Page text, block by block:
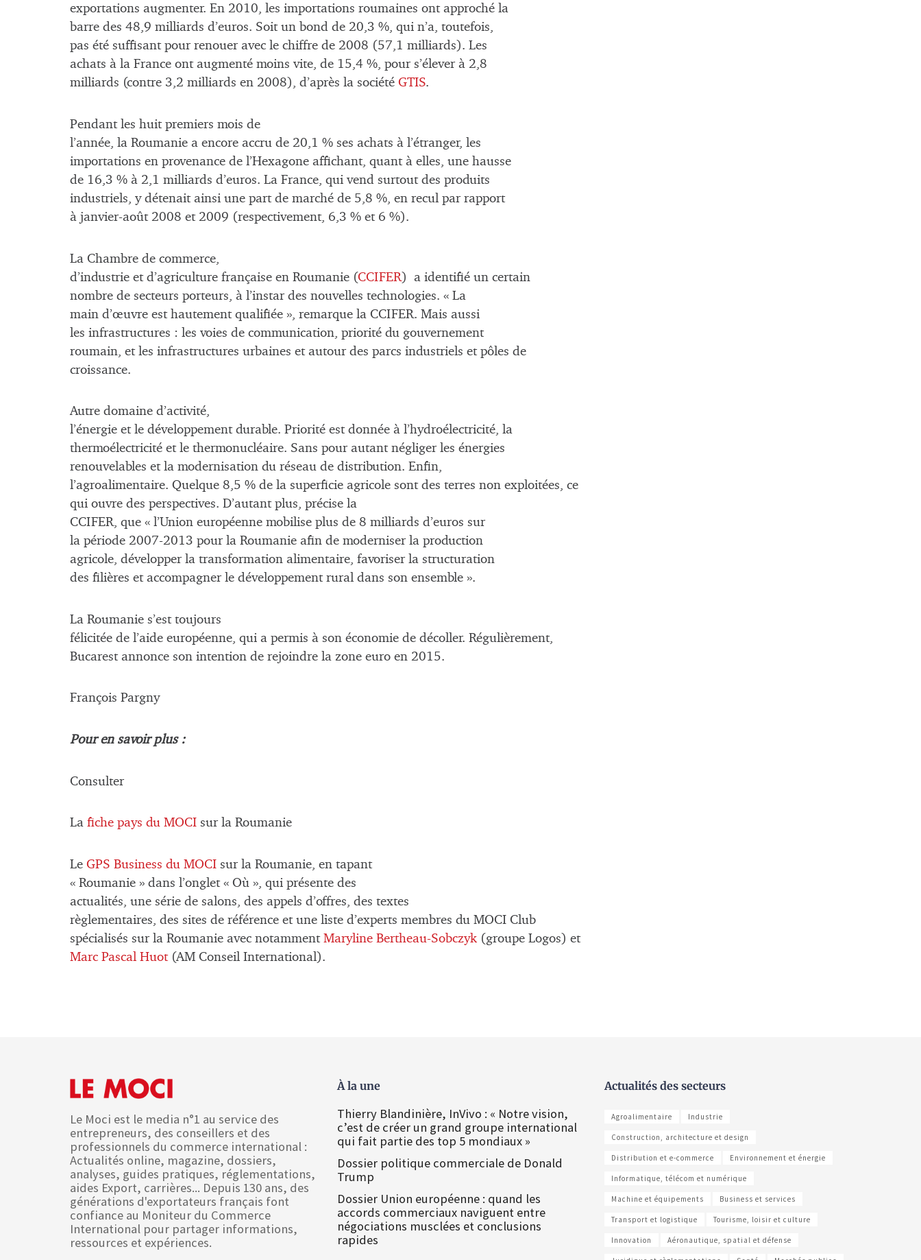
exportations augmenter. En 2010, les importations roumaines ont approché la
barre des 48,9 milliards d’euros. Soit un bond de 20,3 %, qui n’a, toutefois,
pas été suffisant pour renouer avec le chiffre de 2008 (57,1 milliards). Les
achats à la France ont augmenté moins vite, de 15,4 %, pour s’élever à 2,8
milliards (contre 3,2 milliards en 2008), d’après la société GTIS.
Pendant les huit premiers mois de
l’année, la Roumanie a encore accru de 20,1 % ses achats à l’étranger, les
importations en provenance de l’Hexagone affichant, quant à elles, une hausse
de 16,3 % à 2,1 milliards d’euros. La France, qui vend surtout des produits
industriels, y détenait ainsi une part de marché de 5,8 %, en recul par rapport
à janvier-août 2008 et 2009 (respectivement, 6,3 % et 6 %).
La Chambre de commerce,
d’industrie et d’agriculture française en Roumanie (CCIFER) a identifié un certain
nombre de secteurs porteurs, à l’instar des nouvelles technologies. « La
main d’œuvre est hautement qualifiée », remarque la CCIFER. Mais aussi
les infrastructures : les voies de communication, priorité du gouvernement
roumain, et les infrastructures urbaines et autour des parcs industriels et pôles de
croissance.
Autre domaine d’activité,
l’énergie et le développement durable. Priorité est donnée à l’hydroélectricité, la
thermoélectricité et le thermonucléaire. Sans pour autant négliger les énergies
renouvelables et la modernisation du réseau de distribution. Enfin,
l’agroalimentaire. Quelque 8,5 % de la superficie agricole sont des terres non exploitées, ce
qui ouvre des perspectives. D’autant plus, précise la
CCIFER, que « l’Union européenne mobilise plus de 8 milliards d’euros sur
la période 2007-2013 pour la Roumanie afin de moderniser la production
agricole, développer la transformation alimentaire, favoriser la structuration
des filières et accompagner le développement rural dans son ensemble ».
La Roumanie s’est toujours
félicitée de l’aide européenne, qui a permis à son économie de décoller. Régulièrement,
Bucarest annonce son intention de rejoindre la zone euro en 2015.
François Pargny
Pour en savoir plus :
Consulter
La fiche pays du MOCI sur la Roumanie
Le GPS Business du MOCI sur la Roumanie, en tapant
« Roumanie » dans l’onglet « Où », qui présente des
actualités, une série de salons, des appels d’offres, des textes
règlementaires, des sites de référence et une liste d’experts membres du MOCI Club
spécialisés sur la Roumanie avec notamment Maryline Bertheau-Sobczyk (groupe Logos) et
Marc Pascal Huot (AM Conseil International).
Le Moci est le media n°1 au service des
entrepreneurs, des conseillers et des
professionnels du commerce international :
Actualités online, magazine, dossiers,
analyses, guides pratiques, réglementations,
aides Export, carrières... Depuis 130 ans, des
générations d'exportateurs français font
confiance au Moniteur du Commerce
International pour partager informations,
ressources et expériences.
À la une
Thierry Blandinière, InVivo : « Notre vision,
c’est de créer un grand groupe international
qui fait partie des top 5 mondiaux »
Dossier politique commerciale de Donald
Trump
Dossier Union européenne : quand les
accords commerciaux naviguent entre
négociations musclées et conclusions
rapides
Actualités des secteurs
Agroalimentaire Industrie
Construction, architecture et design
Distribution et e-commerce Environnement et énergie
Informatique, télécom et numérique
Machine et équipements Business et services
Transport et logistique Tourisme, loisir et culture
Innovation Aéronautique, spatial et défense